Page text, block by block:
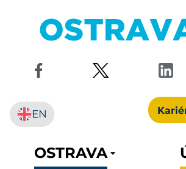
EN
OSTRAVA